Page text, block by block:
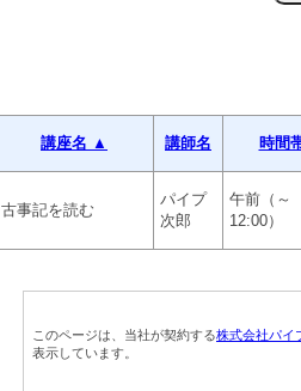
講座名 ▲ 講師名 時間
古事記を読む
パイプ
次郎
午前（～
12:00）
このページは、当社が契約する株式会社パイ
表示しています。